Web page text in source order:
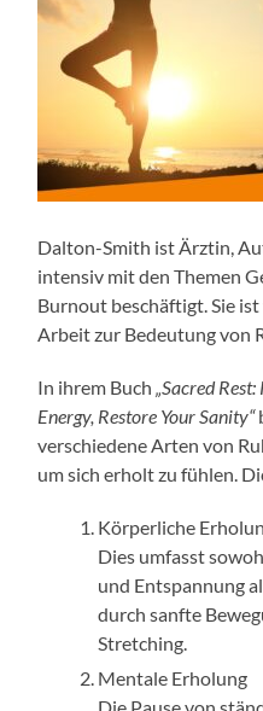
Dalton-Smith ist Ärztin,
intensiv mit den Themen
Burnout beschäftigt. Sie
Arbeit zur Bedeutung von
In ihrem Buch „Sacred
Energy, Restore Your Sanity“
verschiedene Arten von
um sich erholt zu fühlen.
Körperliche
Dies umfasst
und Entspannung
durch sanfte
Stretching.
Mentale Erholung
Die Pause von